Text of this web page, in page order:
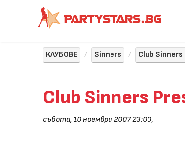
КЛУБОВЕ Sinners Club Sinners
Club Sinners
събота, 10 ноември 2007 23:00,